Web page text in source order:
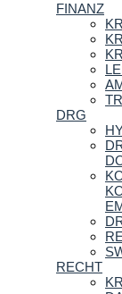
FINANZ
DRG
RECHT